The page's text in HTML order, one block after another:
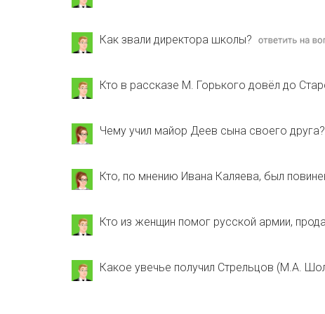
Как звали директора школы?
Кто в рассказе М. Горького довёл до
Чему учил майор Деев сына своего друга?
Кто, по мнению Ивана Каляева, был
Кто из женщин помог русской армии,
Какое увечье получил Стрельцов (М.А.